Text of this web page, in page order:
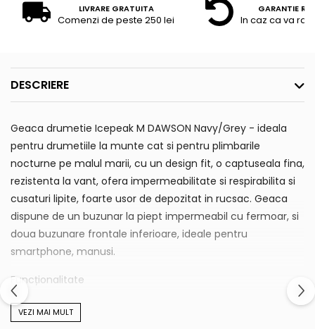
LIVRARE GRATUITA
Comenzi de peste 250 lei
GARANTIE
In caz ca va
DESCRIERE
Geaca drumetie Icepeak M DAWSON Navy/Grey - ideala
pentru drumetiile la munte cat si pentru plimbarile
nocturne pe malul marii, cu un design fit, o captuseala fina,
rezistenta la vant, ofera impermeabilitate si respirabilita si
cusaturi lipite, foarte usor de depozitat in rucsac. Geaca
dispune de un buzunar la piept impermeabil cu fermoar, si
doua buzunare frontale inferioare, ideale pentru
smartphone, manusi.
Funcționalitate
Rezistenta la vant, Respirabilitate, Impemeabilitate
VEZI MAI MULT